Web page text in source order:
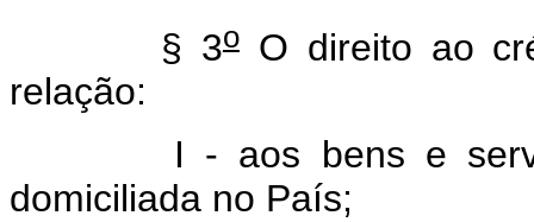
§ 3oO direito ao
relação:
I - aos bens e
domiciliada no País;